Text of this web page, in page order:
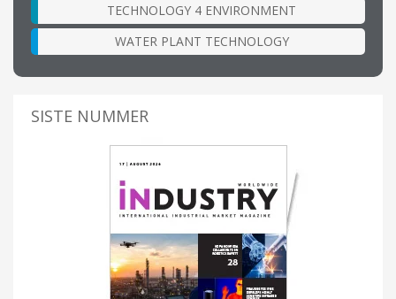
TECHNOLOGY 4 ENVIRONMENT
WATER PLANT TECHNOLOGY
SISTE NUMMER